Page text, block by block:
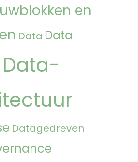
en
Data Data
Data-
Datagedreven